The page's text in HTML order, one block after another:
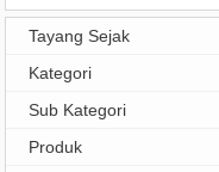
Tayang Sejak
Kategori
Sub Kategori
Produk